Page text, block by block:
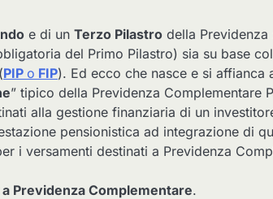
e di un Terzo Pilastro della Previdenza
del Primo Pilastro) sia su base
PIP o FIP). Ed ecco che nasce e si affianca
” tipico della Previdenza Complementare
alla gestione finanziaria di un
pensionistica ad integrazione di
i versamenti destinati a Previdenza
a Previdenza Complementare.